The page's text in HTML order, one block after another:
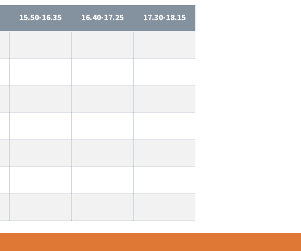
15.50-16.35 16.40-17.25 17.30-18.15